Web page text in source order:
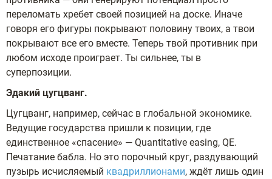
переломать хребет своей позицией на доске. Иначе
говоря его фигуры покрывают половину твоих, а твои
покрывают все его вместе. Теперь твой противник при
любом исходе проиграет. Ты сильнее, ты в
суперпозиции.
Эдакий цугцванг.
Цугцванг, например, сейчас в глобальной экономике.
Ведущие государства пришли к позиции, где
единственное «спасение» — Quantitative easing, QE.
Печатание бабла. Но это порочный круг, раздувающий
пузырь исчисляемый квадриллионами, ждёт лишь один